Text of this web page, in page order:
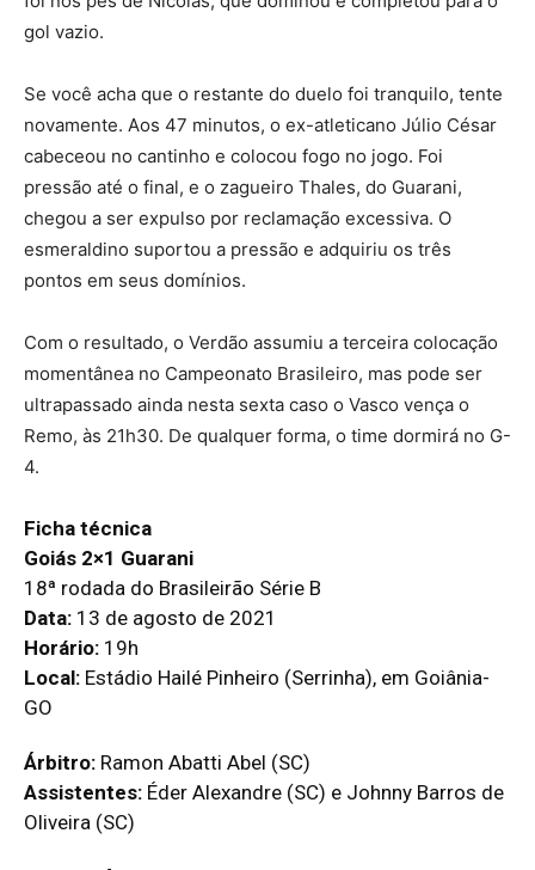
gol vazio.
Se você acha que o restante do duelo foi tranquilo, tente
novamente. Aos 47 minutos, o ex-atleticano Júlio César
cabeceou no cantinho e colocou fogo no jogo. Foi
pressão até o final, e o zagueiro Thales, do Guarani,
chegou a ser expulso por reclamação excessiva. O
esmeraldino suportou a pressão e adquiriu os três
pontos em seus domínios.
Com o resultado, o Verdão assumiu a terceira colocação
momentânea no Campeonato Brasileiro, mas pode ser
ultrapassado ainda nesta sexta caso o Vasco vença o
Remo, às 21h30. De qualquer forma, o time dormirá no G-
4.
Ficha técnica
Goiás 2×1 Guarani
18ª rodada do Brasileirão Série B
Data: 13 de agosto de 2021
Horário: 19h
Local: Estádio Hailé Pinheiro (Serrinha), em Goiânia-
GO
Árbitro: Ramon Abatti Abel (SC)
Assistentes: Éder Alexandre (SC) e Johnny Barros de
Oliveira (SC)